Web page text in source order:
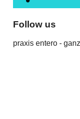
Follow us
praxis entero -